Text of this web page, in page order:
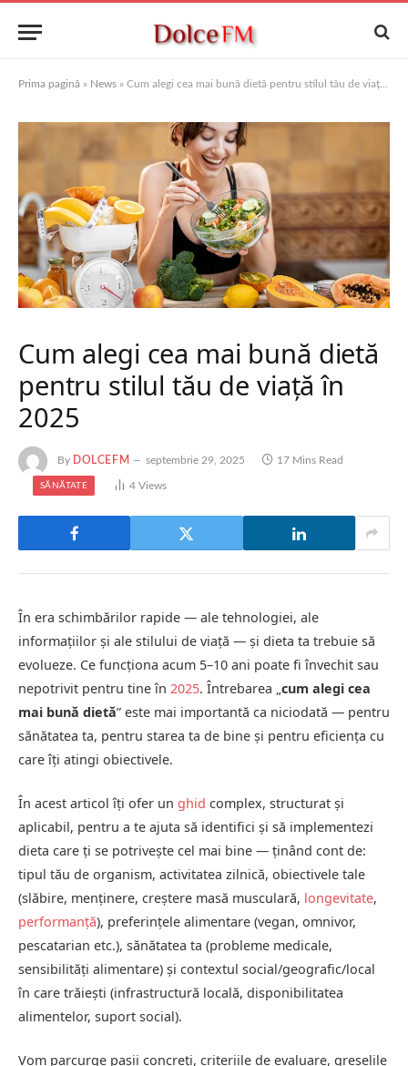
Prima pagină » News » Cum alegi cea mai bună dietă pentru stilul tău de viață în 2025
Cum alegi cea mai bună dietă
pentru stilul tău de viață în
2025
By DOLCEFM septembrie 29, 2025 17 Mins Read
SĂNĂTATE 4Views
În era schimbărilor rapide — ale tehnologiei, ale
informațiilor și ale stilului de viață — și dieta ta trebuie să
evolueze. Ce funcționa acum 5–10 ani poate fi învechit sau
nepotrivit pentru tine în 2025. Întrebarea „cum alegi cea
mai bună dietă” este mai importantă ca niciodată — pentru
sănătatea ta, pentru starea ta de bine și pentru eficiența cu
care îți atingi obiectivele.
În acest articol îți ofer un ghid complex, structurat și
aplicabil, pentru a te ajuta să identifici și să implementezi
dieta care ți se potrivește cel mai bine — ținând cont de:
tipul tău de organism, activitatea zilnică, obiectivele tale
(slăbire, menținere, creștere masă musculară, longevitate,
performanță), preferințele alimentare (vegan, omnivor,
pescatarian etc.), sănătatea ta (probleme medicale,
sensibilități alimentare) și contextul social/geografic/local
în care trăiești (infrastructură locală, disponibilitatea
alimentelor, suport social).
Vom parcurge pașii concreți, criteriile de evaluare, greșelile